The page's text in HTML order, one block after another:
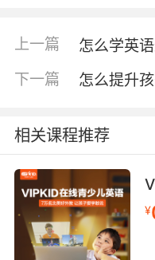
建一个不错的英语
这几件事入手： •
或绘本。比如孩子已
些词，就找画面能
就懂了，这个过程
体场景绑定。起床
聊“What do you
“Where are your
常生活里自然地用
听多了，他会先理
上一篇 怎么学英
下一篇 怎么提升
相关课程推荐
¥